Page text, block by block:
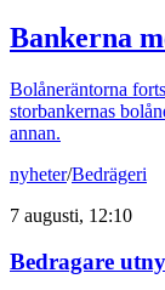
Bankerna
Bolåneräntorna
storbankernas
annan.
nyheter/Bedrägeri
7 augusti, 12:10
Bedragare